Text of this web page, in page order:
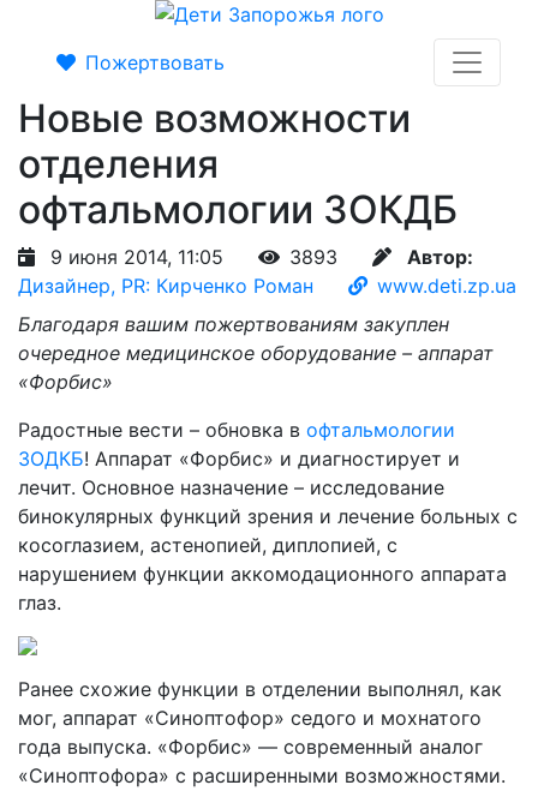
Пожертвовать
Новые возможности
отделения
офтальмологии ЗОКДБ
9 июня 2014, 11:05 3893
Автор:
Дизайнер, PR: Кирченко Роман
www.deti.zp.ua
Благодаря вашим пожертвованиям закуплен
очередное медицинское оборудование – аппарат
«Форбис»
Радостные вести – обновка в офтальмологии
ЗОДКБ! Аппарат «Форбис» и диагностирует и
лечит. Основное назначение – исследование
бинокулярных функций зрения и лечение больных с
косоглазием, астенопией, диплопией, с
нарушением функции аккомодационного аппарата
глаз.
Ранее схожие функции в отделении выполнял, как
мог, аппарат «Синоптофор» седого и мохнатого
года выпуска. «Форбис» — современный аналог
«Синоптофора» с расширенными возможностями.